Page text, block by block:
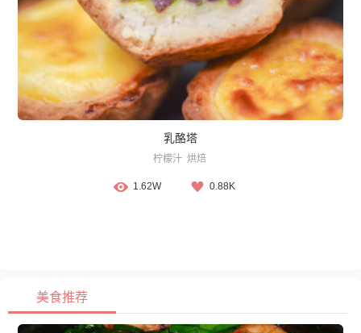
乳酪塔
柠檬汁 烘焙
1.62W 0.88K
美食推荐